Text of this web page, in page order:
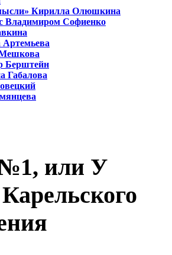
Кирилла Олюшкина
с Владимиром Софиенко
Артемьева
Берштейн
Габалова
или У